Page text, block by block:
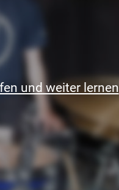
und weiter lernen